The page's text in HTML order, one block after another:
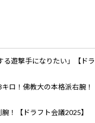
る遊撃手になりたい」【ドラ
ロ！佛教大の本格派右腕！
！【ドラフト会議2025】